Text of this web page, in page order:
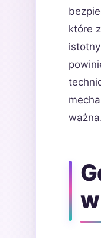
które